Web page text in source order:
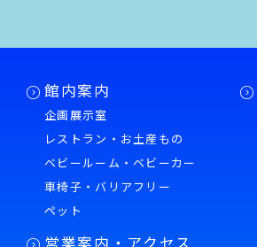
館内案内
企画展示室
レストラン・お土産もの
ベビールーム・ベビーカー
車椅子・バリアフリー
ペット
営業案内・アクセス